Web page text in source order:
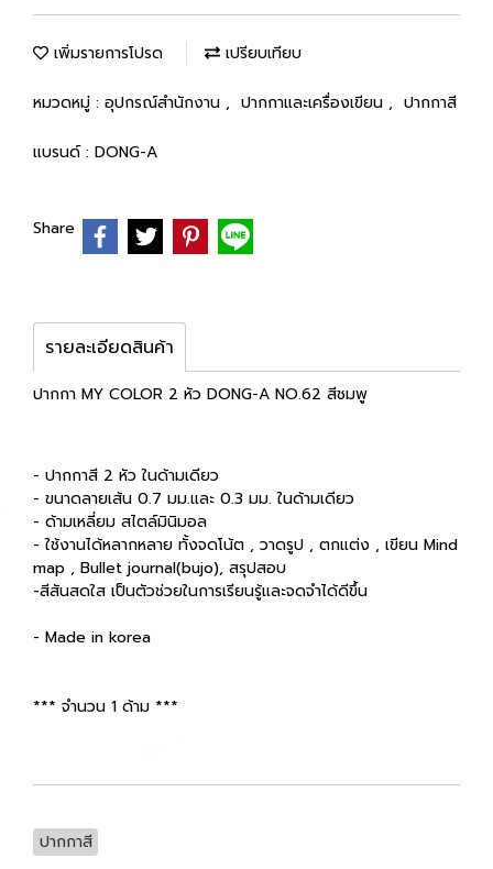
เพิ่มรายการโปรด เปรียบเทียบ
หมวดหมู่ : อุปกรณ์สำนักงาน , ปากกาและเครื่องเขียน , ปากกาสี
แบรนด์ : DONG-A
Share
รายละเอียดสินค้า
ปากกา MY COLOR 2 หัว DONG-A NO.62 สีชมพู
- ปากกาสี 2 หัว ในด้ามเดียว
- ขนาดลายเส้น 0.7 มม.และ 0.3 มม. ในด้ามเดียว
- ด้ามเหลี่ยม สไตล์มินิมอล
- ใช้งานได้หลากหลาย ทั้งจดโน้ต , วาดรูป , ตกแต่ง , เขียน Mind
map , Bullet journal(bujo), สรุปสอบ
-สีสันสดใส เป็นตัวช่วยในการเรียนรู้และจดจำได้ดีขึ้น
- Made in korea
*** จำนวน 1 ด้าม ***
ปากกาสี